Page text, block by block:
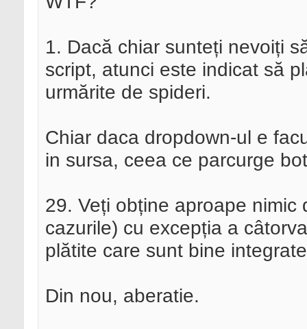
1. Dacă chiar sunteți nevoiți
script, atunci este indicat să
urmărite de spideri.
Chiar daca dropdown-ul e
in sursa, ceea ce parcurge
29. Veți obține aproape
cazurile) cu excepția a
plătite care sunt bine
Din nou, aberatie.